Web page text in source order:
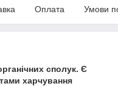
Оплата Умови
сполук. Є
харчування